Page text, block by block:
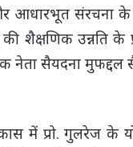
आधारभूत संरचना के
शैक्षणिक उन्नति के
नेता सैयदना
में प्रो. गुलरेज के